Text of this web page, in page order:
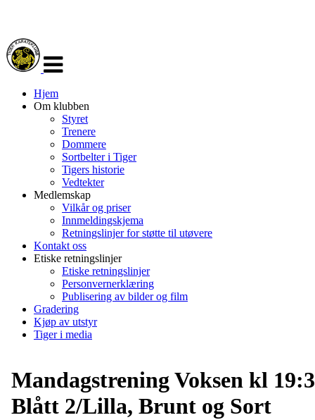
navigasjon
Hjem
Om klubben
Styret
Trenere
Dommere
Sortbelter i Tiger
Tigers historie
Vedtekter
Medlemskap
Vilkår og priser
Innmeldingskjema
Retningslinjer for støtte til utøvere
Kontakt oss
Etiske retningslinjer
Etiske retningslinjer
Personvernerklæring
Publisering av bilder og film
Gradering
Kjøp av utstyr
Tiger i media
Mandagstrening Voksen kl
Blått 2/Lilla, Brunt og Sort